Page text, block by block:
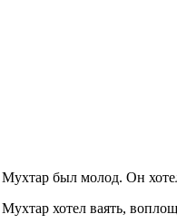
был молод. Он
хотел ваять,